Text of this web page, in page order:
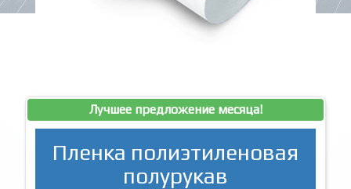
Лучшее предложение месяца!
Пленка полиэтиленовая
полурукав